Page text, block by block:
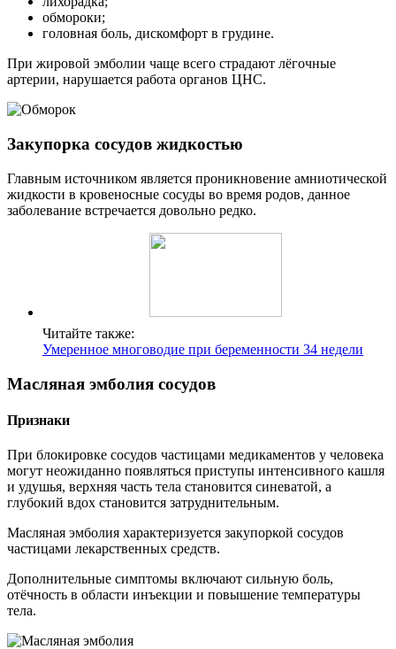
обмороки;
головная боль, дискомфорт в грудине.
При жировой эмболии чаще всего страдают лёгочные
артерии, нарушается работа органов ЦНС.
Закупорка сосудов жидкостью
Главным источником является проникновение амниотической
жидкости в кровеносные сосуды во время родов, данное
заболевание встречается довольно редко.
Читайте также:
Умеренное многоводие при беременности 34 недели
Масляная эмболия сосудов
Признаки
При блокировке сосудов частицами медикаментов у человека
могут неожиданно появляться приступы интенсивного кашля
и удушья, верхняя часть тела становится синеватой, а
глубокий вдох становится затруднительным.
Масляная эмболия характеризуется закупоркой сосудов
частицами лекарственных средств.
Дополнительные симптомы включают сильную боль,
отёчность в области инъекции и повышение температуры
тела.